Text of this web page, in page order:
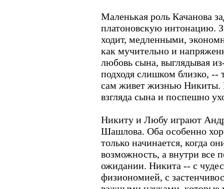
Маленькая роль Качанова
платоновскую интонацию.
ходит, медленными,
как мучительно и
любовь сына, выглядывая
подходя слишком близко, --
сам живет жизнью Никиты.
взгляда сына и поспешно
Никиту и Любу играют
Шашлова. Оба особенно
только начинается, когда
возможность, а внутри все
ожидании. Никита -- с
физиономией, с